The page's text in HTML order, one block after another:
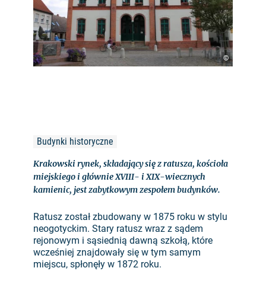
©
Budynki historyczne
Krakowski rynek, składający się z ratusza, kościoła
miejskiego i głównie XVIII- i XIX-wiecznych
kamienic, jest zabytkowym zespołem budynków.
Ratusz został zbudowany w 1875 roku w stylu
neogotyckim. Stary ratusz wraz z sądem
rejonowym i sąsiednią dawną szkołą, które
wcześniej znajdowały się w tym samym
miejscu, spłonęły w 1872 roku.